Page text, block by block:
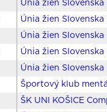
Únia žien
Únia žien
Únia žien
Únia žien
Únia žien
Športový klub
ŠK UNI KOŠICE